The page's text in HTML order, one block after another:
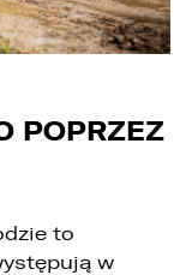
POPRZEZ
to
w